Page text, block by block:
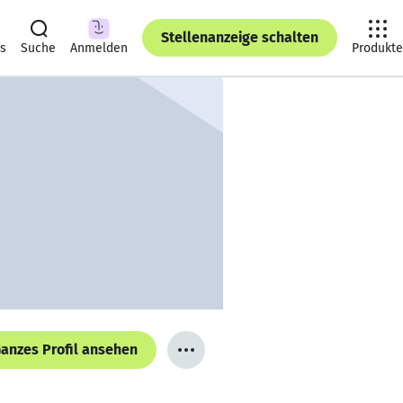
Suche Anmelden
Stellenanzeige schalten
Produkte
Profil ansehen